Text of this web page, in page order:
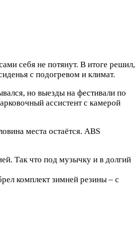
себя не потянут. В итоге решил,
с подогревом и климат.
но выезды на фестивали по
ассистент с камерой
места остаётся. ABS
Так что под музычку и в долгий
комплект зимней резины – с